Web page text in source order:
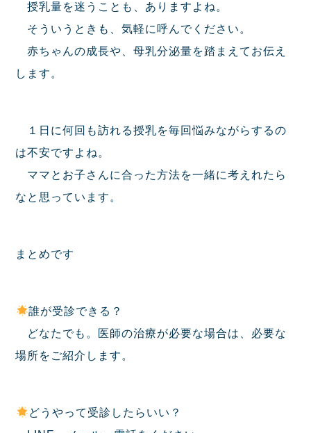
授乳量を迷うことも、ありますよね。
そういうときも、気軽に呼んでください。
赤ちゃんの成長や、母乳分泌量を踏まえてお伝え
します。
１日に何回も訪れる授乳を毎回悩みながらするの
は不安ですよね。
ママとお子さんに合った方法を一緒に考えれたら
なと思っています。
まとめです
誰が受診できる？
どなたでも。医師の治療が必要な場合は、必要な
場所をご紹介します。
どうやって受診したらいい？